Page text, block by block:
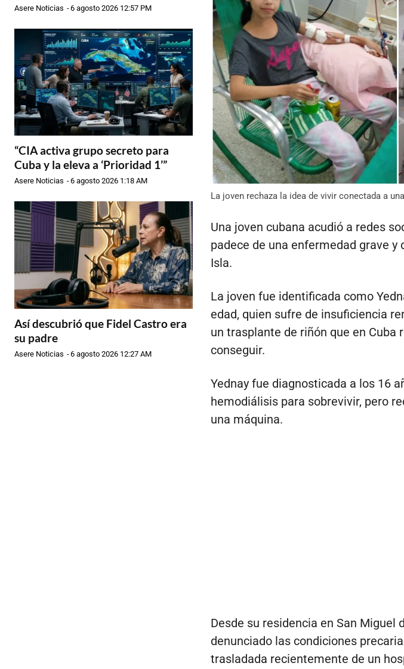
Asere Noticias -6 agosto 2026 12:57 PM
“CIA activa grupo secreto para
Cuba y la eleva a ‘Prioridad 1’”
Asere Noticias -6 agosto 2026 1:18 AM
Así descubrió que Fidel Castro era
su padre
Asere Noticias -6 agosto 2026 12:27 AM
La joven rechaza la idea de vivir conectada a
Una joven cubana acudió a redes
padece de una enfermedad grave
Isla.
La joven fue identificada como
edad, quien sufre de insuficiencia
un trasplante de riñón que en Cuba
conseguir.
Yednay fue diagnosticada a los 16
hemodiálisis para sobrevivir, pero
una máquina.
Desde su residencia en San Miguel
denunciado las condiciones
trasladada recientemente de un